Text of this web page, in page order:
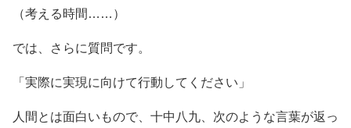
（考える時間……）
では、さらに質問です。
「実際に実現に向けて行動してください」
人間とは面白いもので、十中八九、次のような言葉が返っ